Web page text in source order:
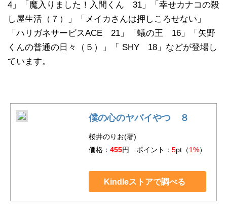
4」「魔入りました！入間くん 31」「幸せカナコの殺
し屋生活（７）」「メイカさんは押しころせない」
「ハリガネサービスACE 21」「蟻の王 16」「矢野
くんの普通の日々（５）」「 SHY 18」などが登場し
ています。
僕の心のヤバイやつ ８
桜井のりお(著)
価格： 455円 ポイント： 5pt（1%）
Kindleストアで調べる